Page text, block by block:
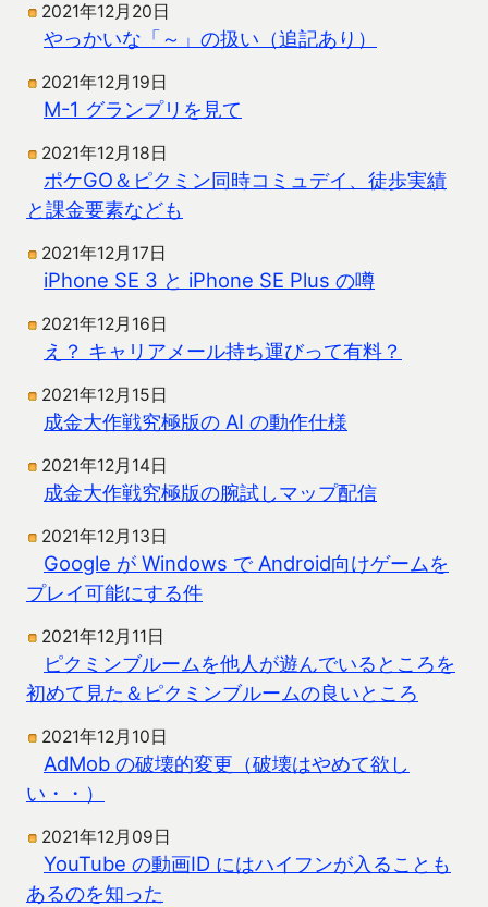
2021年12月20日
やっかいな「～」の扱い（追記あり）
2021年12月19日
M-1 グランプリを見て
2021年12月18日
ポケGO＆ピクミン同時コミュデイ、徒歩実績
と課金要素なども
2021年12月17日
iPhone SE 3 と iPhone SE Plus の噂
2021年12月16日
え？ キャリアメール持ち運びって有料？
2021年12月15日
成金大作戦究極版の AI の動作仕様
2021年12月14日
成金大作戦究極版の腕試しマップ配信
2021年12月13日
Google が Windows で Android向けゲームを
プレイ可能にする件
2021年12月11日
ピクミンブルームを他人が遊んでいるところを
初めて見た＆ピクミンブルームの良いところ
2021年12月10日
AdMob の破壊的変更（破壊はやめて欲し
い・・）
2021年12月09日
YouTube の動画ID にはハイフンが入ることも
あるのを知った